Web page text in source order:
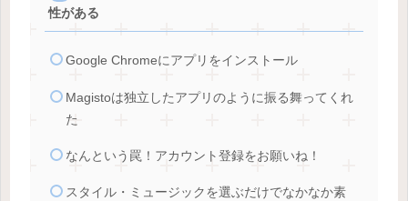
性がある
Google Chromeにアプリをインストール
Magistoは独立したアプリのように振る舞ってくれ
た
なんという罠！アカウント登録をお願いね！
スタイル・ミュージックを選ぶだけでなかなか素